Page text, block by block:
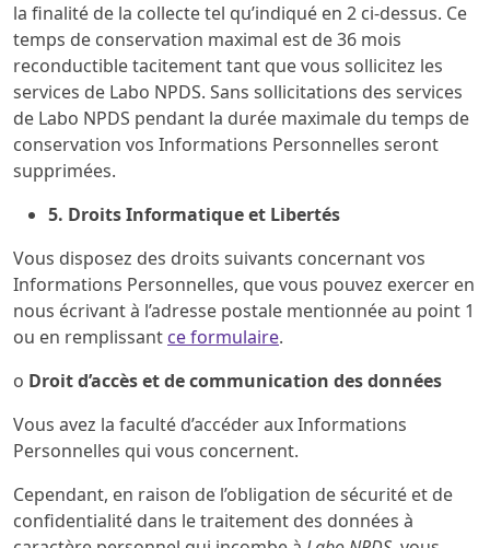
la finalité de la collecte tel qu’indiqué en 2 ci-dessus. Ce
temps de conservation maximal est de 36 mois
reconductible tacitement tant que vous sollicitez les
services de Labo NPDS. Sans sollicitations des services
de Labo NPDS pendant la durée maximale du temps de
conservation vos Informations Personnelles seront
supprimées.
5. Droits Informatique et Libertés
Vous disposez des droits suivants concernant vos
Informations Personnelles, que vous pouvez exercer en
nous écrivant à l’adresse postale mentionnée au point 1
ou en remplissant ce formulaire.
o Droit d’accès et de communication des données
Vous avez la faculté d’accéder aux Informations
Personnelles qui vous concernent.
Cependant, en raison de l’obligation de sécurité et de
confidentialité dans le traitement des données à